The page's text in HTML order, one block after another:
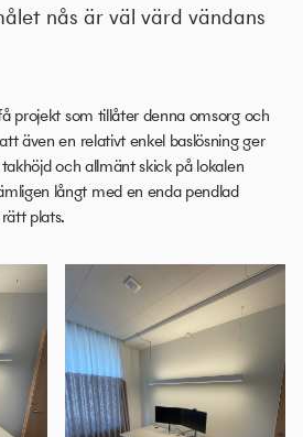
nås är väl värd vändans
projekt som tillåter denna omsorg och
även en relativt enkel baslösning ger
och allmänt skick på lokalen
långt med en enda pendlad
plats.